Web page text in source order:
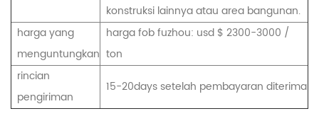
konstruksi lainnya atau area bangunan.
harga yang
menguntungkan
harga fob fuzhou: usd $ 2300-3000 /
ton
rincian
pengiriman
15-20days setelah pembayaran diterima